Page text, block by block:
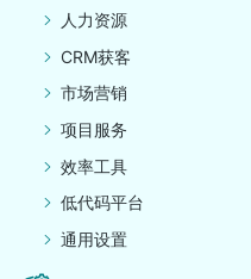
人力资源
CRM获客
市场营销
项目服务
效率工具
低代码平台
通用设置